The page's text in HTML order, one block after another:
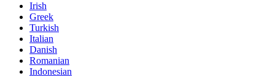
Irish
Greek
Turkish
Italian
Danish
Romanian
Indonesian